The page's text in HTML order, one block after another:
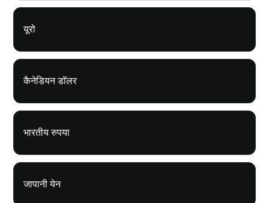
यूरो
कैनेडियन डॉलर
भारतीय रुपया
जापानी येन